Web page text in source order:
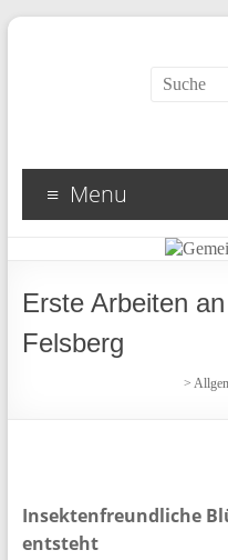
Menu
Erste Arbeiten
Felsberg
>
Insektenfreundliche
entsteht